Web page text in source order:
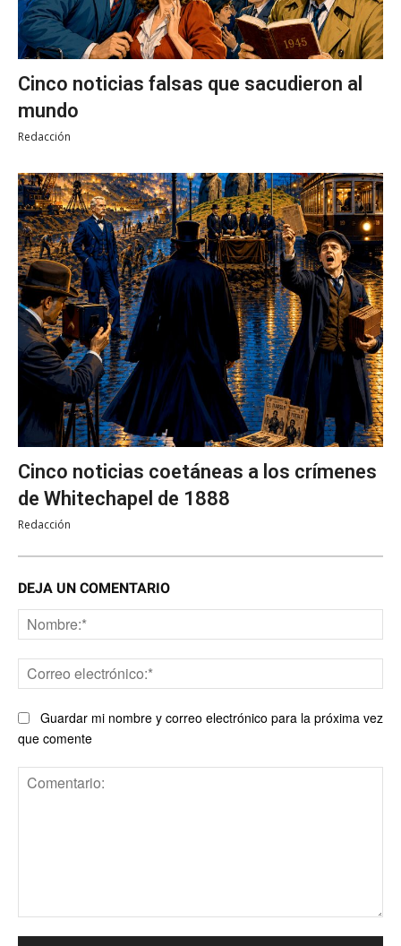
Cinco noticias falsas que sacudieron al
mundo
Redacción
Cinco noticias coetáneas a los crímenes
de Whitechapel de 1888
Redacción
DEJA UN COMENTARIO
Guardar mi nombre y correo electrónico para la próxima vez
que comente